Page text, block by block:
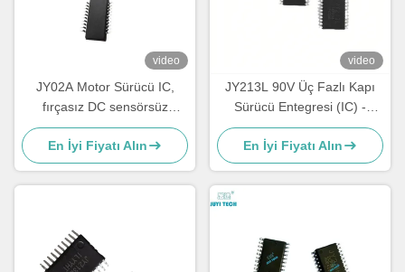
video
JY02A Motor Sürücü IC,
fırçasız DC sensörsüz
motorları çalıştırmak için
entegre devre ile
En İyi Fiyatı Alın
video
JY213L 90V Üç Fazlı Kapı
Sürücü Entegresi (IC) -
BLDC Motor Kontrolü için
Yüksek Hızlı MOSFET &
IGBT Sürücüsü ve Dahili Ölü
Zaman Kontrolü
En İyi Fiyatı Alın